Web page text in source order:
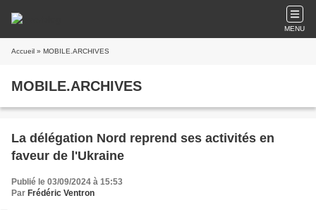
MENU
Accueil » MOBILE.ARCHIVES
MOBILE.ARCHIVES
La délégation Nord reprend ses activités en
faveur de l'Ukraine
Publié le 03/09/2024 à 15:53
Par Frédéric Ventron